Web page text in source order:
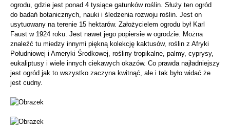
ogrodu, gdzie jest ponad 4 tysiące gatunków roślin. Służy ten ogród
do badań botanicznych, nauki i śledzenia rozwoju roślin. Jest on
usytuowany na terenie 15 hektarów. Założycielem ogrodu był Karl
Faust w 1924 roku. Jest nawet jego popiersie w ogrodzie. Można
znaleźć tu miedzy innymi piękną kolekcję kaktusów, roślin z Afryki
Południowej i Ameryki Środkowej, rośliny tropikalne, palmy, cyprysy,
eukaliptusy i wiele innych ciekawych okazów. Co prawda najładniejszy
jest ogród jak to wszystko zaczyna kwitnąć, ale i tak było widać że
jest cudny.